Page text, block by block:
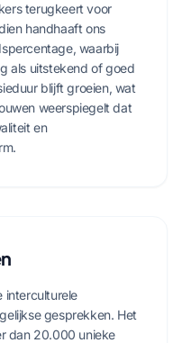
terugkeert voor
handhaaft ons
waarbij
als uitstekend of goed
blijft groeien, wat
weerspiegelt dat
en
interculturele
gesprekken. Het
dan 20.000 unieke